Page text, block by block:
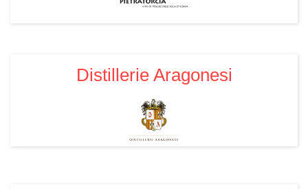
Distillerie Aragonesi